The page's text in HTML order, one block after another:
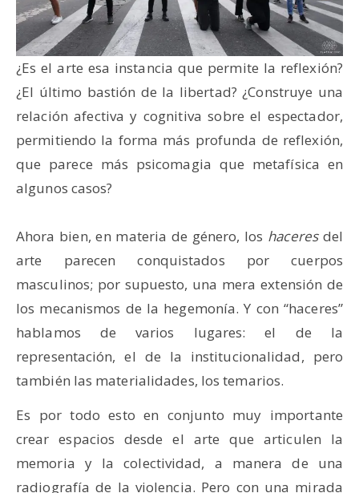
¿Es el arte esa instancia que permite la reflexión?
¿El último bastión de la libertad? ¿Construye una
relación afectiva y cognitiva sobre el espectador,
permitiendo la forma más profunda de reflexión,
que parece más psicomagia que metafísica en
algunos casos?
Ahora bien, en materia de género, los haceresdel
arte parecen conquistados por cuerpos
masculinos; por supuesto, una mera extensión de
los mecanismos de la hegemonía. Y con “haceres”
hablamos de varios lugares: el de la
representación, el de la institucionalidad, pero
también las materialidades, los temarios.
Es por todo esto en conjunto muy importante
crear espacios desde el arte que articulen la
memoria y la colectividad, a manera de una
radiografía de la violencia. Pero con una mirada